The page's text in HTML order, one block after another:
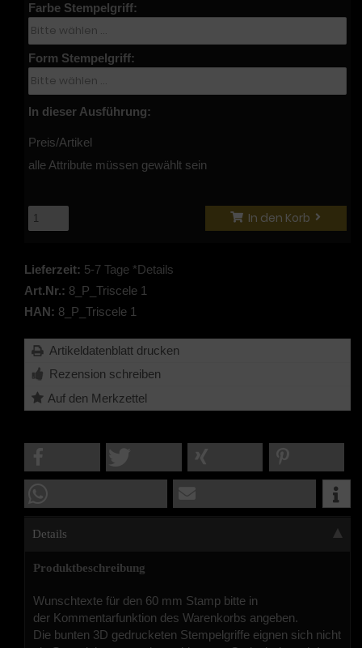
Farbe Stempelgriff:
Form Stempelgriff:
In dieser Ausführung:
Preis/Artikel
alle Attribute müssen gewählt sein
In den Korb
Lieferzeit: 5-7 Tage *Details
Art.Nr.: 8_P_Triscele 1
HAN: 8_P_Triscele 1
Artikeldatenblatt drucken
Rezension schreiben
Details
Produktbeschreibung
Wunschtexte für den 60 mm Stamp bitte in
der Kommentarfunktion des Warenkorbs angeben.
Die bunten 3D gedrucketen Stempelgriffe eignen sich nicht